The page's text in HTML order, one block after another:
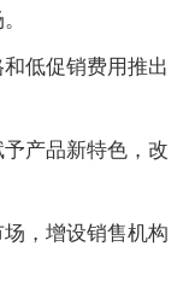
低促销费用推出
产品新特色，改
，增设销售机构